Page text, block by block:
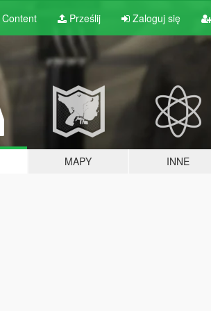
Content Prześlij Zaloguj się
MAPY INNE